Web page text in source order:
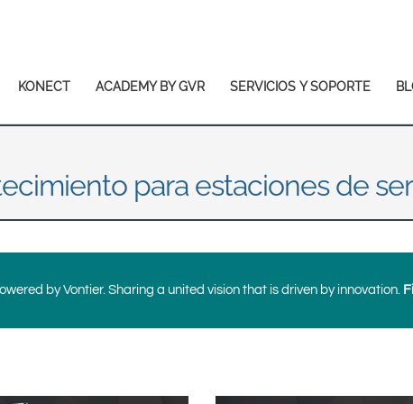
Français
Italiano
Middle East and Africa
India
Australia 中国 South
KONECT ACADEMY BY GVR SERVICIOS Y SOPORTE
para estaciones de
by Vontier. Sharing a united vision that is driven by innovation.